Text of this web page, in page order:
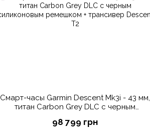
Смарт-часы Garmin Descent Mk3i - 43 мм,
титан Carbon Grey DLC с черным
Descent T2
98 799 грн